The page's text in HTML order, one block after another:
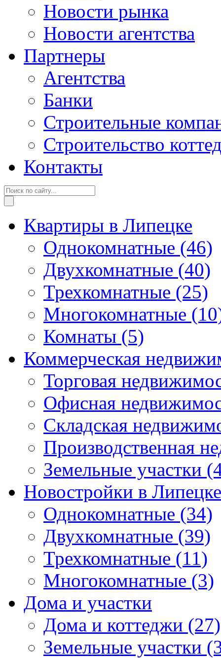
Новости рынка
Новости агентства
Партнеры
Агентства
Банки
Строительные
Строительство
Контакты
Квартиры в Липецке
Однокомнатные (46)
Двухкомнатные (40)
Трехкомнатные (25)
Многокомнатные
Комнаты (5)
Коммерческая
Торговая
Офисная
Складская
Производственная
Земельные участки
Новостройки в Липецке
Однокомнатные (34)
Двухкомнатные (39)
Трехкомнатные (11)
Многокомнатные (3)
Дома и участки
Дома и коттеджи (27)
Земельные участки